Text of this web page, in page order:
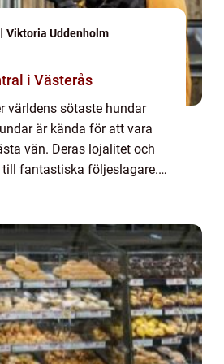
Viktoria Uddenholm
i Västerås
världens sötaste hundar
är kända för att vara
vän. Deras lojalitet och
till fantastiska följeslagare.